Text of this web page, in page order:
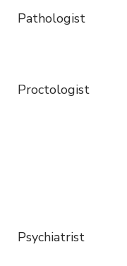
Pathologist
Proctologist
Psychiatrist